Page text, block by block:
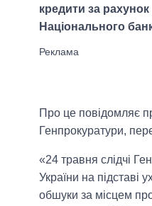
кредити за
Національного
Про це повідомляє
Генпрокуратури,
«24 травня слідчі
України на підставі
обшуки за місцем